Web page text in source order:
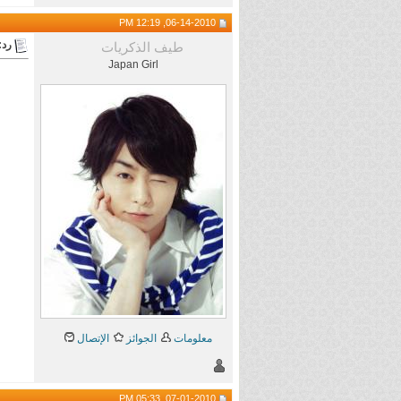
طيف الذكريات
Japan Girl
معلومات الجوائز الإتصال